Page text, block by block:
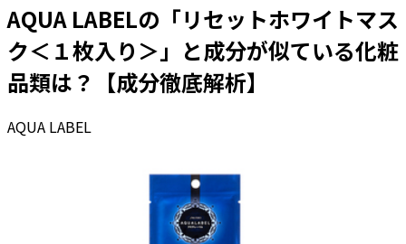
AQUA LABELの「リセットホワイトマス
ク＜１枚入り＞ 」と成分が似ている化粧
品類は？【成分徹底解析】
AQUA LABEL